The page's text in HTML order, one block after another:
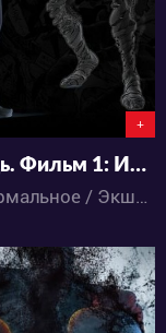
1 4
+
Нелюдь. Фильм 1: Импульс
Паранормальное / Экшен / Детектив / Ужасы / Аниме